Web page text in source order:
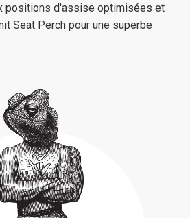
positions d'assise optimisées et
Seat Perch pour une superbe